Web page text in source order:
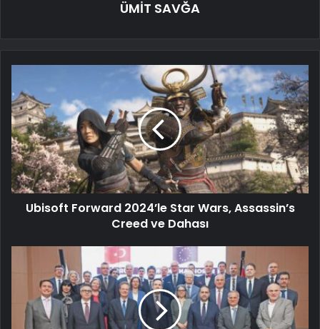
ÜMİT SAVĞA
Ubisoft Forward 2024’le Star Wars, Assassin’s
Creed ve Dahası